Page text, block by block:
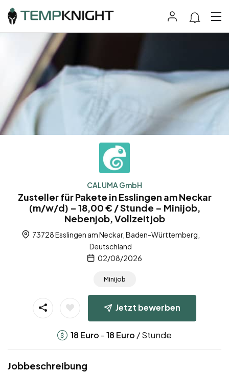
CALUMA GmbH
Zusteller für Pakete in Esslingen am Neckar
(m/w/d) – 18,00 € / Stunde – Minijob,
Nebenjob, Vollzeitjob
73728 Esslingen am Neckar, Baden-Württemberg,
Deutschland
02/08/2026
Minijob
Jetzt bewerben
18 Euro -18 Euro / Stunde
Jobbeschreibung